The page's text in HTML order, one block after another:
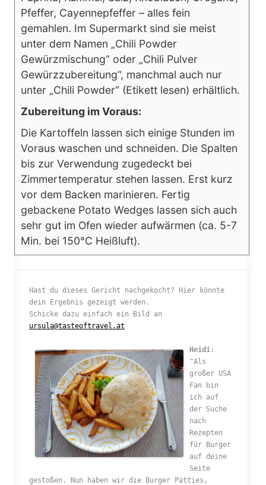
Pfeffer, Cayennepfeffer – alles fein
gemahlen. Im Supermarkt sind sie meist
unter dem Namen „Chili Powder
Gewürzmischung“ oder „Chili Pulver
Gewürzzubereitung“, manchmal auch nur
unter „Chili Powder“ (Etikett lesen) erhältlich.
Zubereitung im Voraus:
Die Kartoffeln lassen sich einige Stunden im
Voraus waschen und schneiden. Die Spalten
bis zur Verwendung zugedeckt bei
Zimmertemperatur stehen lassen. Erst kurz
vor dem Backen marinieren. Fertig
gebackene Potato Wedges lassen sich auch
sehr gut im Ofen wieder aufwärmen (ca. 5-7
Min. bei 150°C Heißluft).
Hast du dieses Gericht nachgekocht? Hier könnte
dein Ergebnis gezeigt werden.
ursula@tasteoftravel.at
Heidi :
"Als
großer USA
Fan bin
ich auf
der Suche
nach
Rezepten
für Burger
auf deine
Seite
gestoßen. Nun haben wir die Burger Patties,